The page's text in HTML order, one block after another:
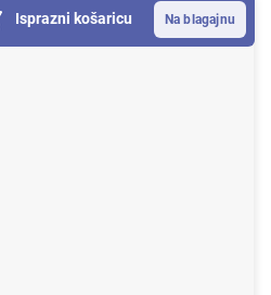
Isprazni košaricu